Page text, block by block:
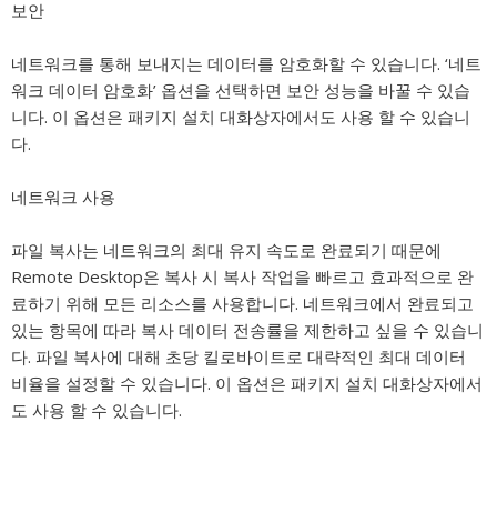
보안
네트워크를 통해 보내지는 데이터를 암호화할 수 있습니다. ‘네트
워크 데이터 암호화’ 옵션을 선택하면 보안 성능을 바꿀 수 있습
니다. 이 옵션은 패키지 설치 대화상자에서도 사용 할 수 있습니
다.
네트워크 사용
파일 복사는 네트워크의 최대 유지 속도로 완료되기 때문에
Remote Desktop은 복사 시 복사 작업을 빠르고 효과적으로 완
료하기 위해 모든 리소스를 사용합니다. 네트워크에서 완료되고
있는 항목에 따라 복사 데이터 전송률을 제한하고 싶을 수 있습니
다. 파일 복사에 대해 초당 킬로바이트로 대략적인 최대 데이터
비율을 설정할 수 있습니다. 이 옵션은 패키지 설치 대화상자에서
도 사용 할 수 있습니다.